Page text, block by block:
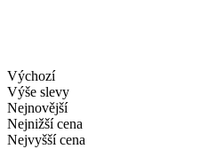
Výchozí
Výše slevy
Nejnovější
Nejnižší cena
Nejvyšší cena